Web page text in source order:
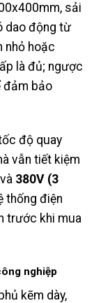
sải
dao động từ
nhỏ hoặc
là đủ; ngược
đảm bảo
độ quay
vẫn tiết kiệm
và 380V (3
thống điện
trước khi mua
nghiệp
kẽm dày,